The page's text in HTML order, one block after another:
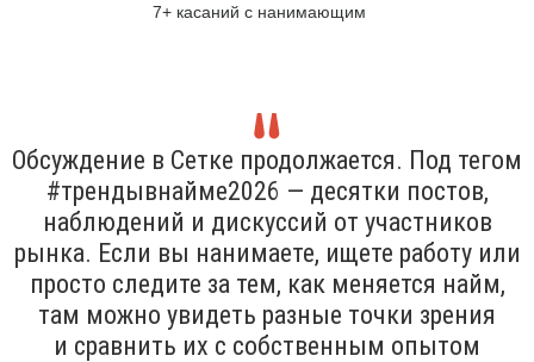
7+ касаний с нанимающим
Обсуждение в Сетке продолжается. Под тегом
#трендывнайме2026 — десятки постов,
наблюдений и дискуссий от участников
рынка. Если вы нанимаете, ищете работу или
просто следите за тем, как меняется найм,
там можно увидеть разные точки зрения
и сравнить их с собственным опытом